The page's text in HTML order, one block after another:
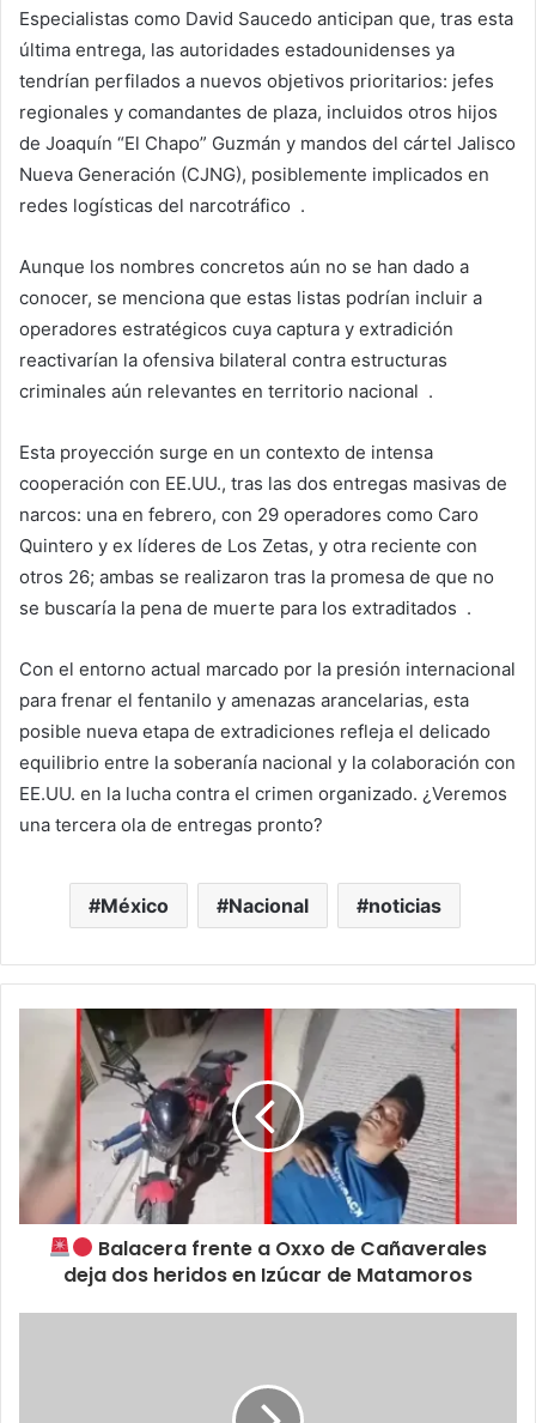
Especialistas como David Saucedo anticipan que, tras esta
última entrega, las autoridades estadounidenses ya
tendrían perfilados a nuevos objetivos prioritarios: jefes
regionales y comandantes de plaza, incluidos otros hijos
de Joaquín “El Chapo” Guzmán y mandos del cártel Jalisco
Nueva Generación (CJNG), posiblemente implicados en
redes logísticas del narcotráfico .
Aunque los nombres concretos aún no se han dado a
conocer, se menciona que estas listas podrían incluir a
operadores estratégicos cuya captura y extradición
reactivarían la ofensiva bilateral contra estructuras
criminales aún relevantes en territorio nacional .
Esta proyección surge en un contexto de intensa
cooperación con EE.UU., tras las dos entregas masivas de
narcos: una en febrero, con 29 operadores como Caro
Quintero y ex líderes de Los Zetas, y otra reciente con
otros 26; ambas se realizaron tras la promesa de que no
se buscaría la pena de muerte para los extraditados .
Con el entorno actual marcado por la presión internacional
para frenar el fentanilo y amenazas arancelarias, esta
posible nueva etapa de extradiciones refleja el delicado
equilibrio entre la soberanía nacional y la colaboración con
EE.UU. en la lucha contra el crimen organizado. ¿Veremos
una tercera ola de entregas pronto?
México Nacional noticias
Balacera frente a Oxxo de Cañaverales
deja dos heridos en Izúcar de Matamoros